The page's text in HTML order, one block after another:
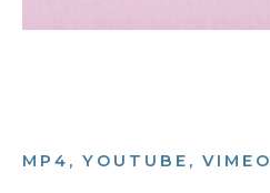
MP4, YOUTUBE, VIMEO